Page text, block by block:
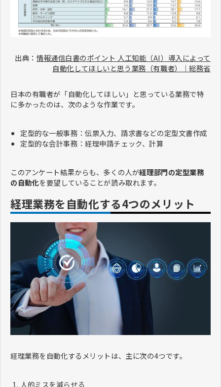
出典：情報通信白書のポイント 人工知能（AI）導入によって
自動化してほしいと思う業務（有職者）｜総務省
日本の有職者が「自動化してほしい」と思っている業務で特
に多かったのは、次のような作業です。
定型的な一般事務：伝票入力、請求書などの定型文書作成
定型的な会計事務：経理申請チェック、計算
このアンケート結果からも、多くの人が経理部門の定型業務
の自動化を要望していることが読み取れます。
経理業務を自動化する4つのメリット
経理業務を自動化するメリットは、主に次の4つです。
人的ミスを減らせる